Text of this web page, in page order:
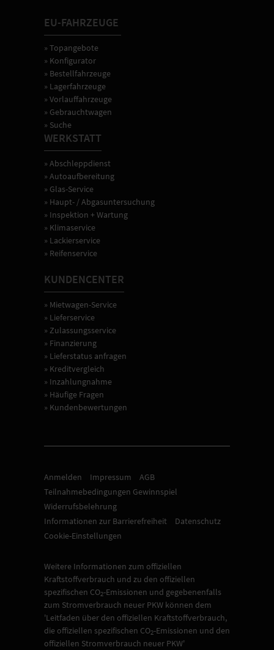
EU-FAHRZEUGE
» Topangebote
» Konfigurator
» Bestellfahrzeuge
» Lagerfahrzeuge
» Vorlauffahrzeuge
» Gebrauchtwagen
» Suche
WERKSTATT
» Abschleppdienst
» Autoaufbereitung
» Glas-Service
» Haupt- / Abgasuntersuchung
» Inspektion + Wartung
» Klimaservice
» Lackierservice
» Reifenservice
KUNDENCENTER
» Mietwagen-Service
» Lieferservice
» Zulassungsservice
» Finanzierung
» Lieferstatus anfragen
» Kreditvergleich
» Inzahlungnahme
» Häufige Fragen
» Kundenbewertungen
Anmelden Impressum
AGB
Teilnahmebedingungen Gewinnspiel
Widerrufsbelehrung
Informationen zur Barrierefreiheit
Datenschutz
Cookie-Einstellungen
Weitere Informationen zum offiziellen
Kraftstoffverbrauch und zu den offiziellen
spezifischen CO2-Emissionen und gegebenenfalls
zum Stromverbrauch neuer PKW können dem
'Leitfaden über den offiziellen Kraftstoffverbrauch,
die offiziellen spezifischen CO2-Emissionen und den
offiziellen Stromverbrauch neuer PKW'